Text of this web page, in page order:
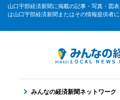
山口宇部経済新聞に掲載の記事・写真・図
は山口宇部経済新聞またはその情報提供者に
みんなの経済新聞ネットワーク